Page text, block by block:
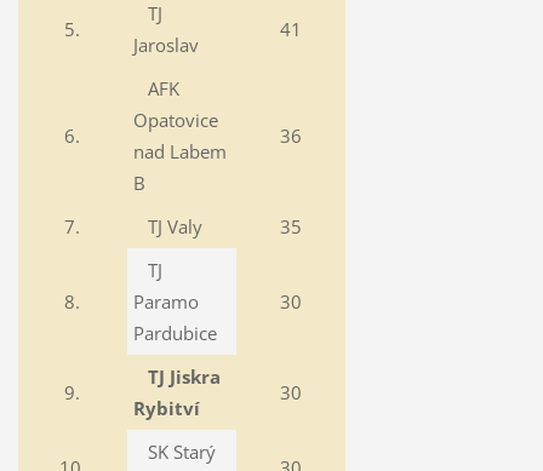
5.
TJ
Jaroslav
41
6.
AFK
Opatovice
nad Labem
B
36
7. TJ Valy 35
8.
TJ
Paramo
Pardubice
30
9.
TJ Jiskra
Rybitví
30
SK Starý